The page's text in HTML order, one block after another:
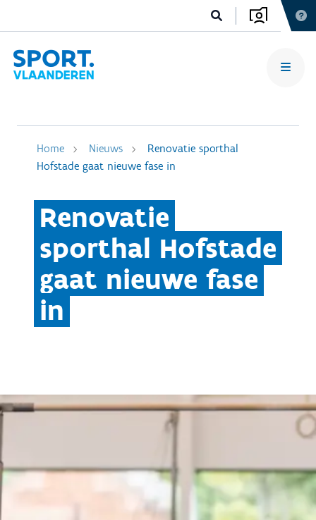
Home Nieuws
Renovatie sporthal
Hofstade gaat nieuwe fase in
Renovatie
sporthal Hofstade
gaat nieuwe fase
in